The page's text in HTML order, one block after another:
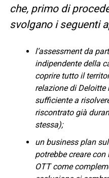
che, primo di
svolgano i seguenti
l’assessment da
indipendente della
coprire tutto il
relazione di Deloitte
sufficiente a
riscontrato già
stessa);
un business plan sul
potrebbe creare
OTT come